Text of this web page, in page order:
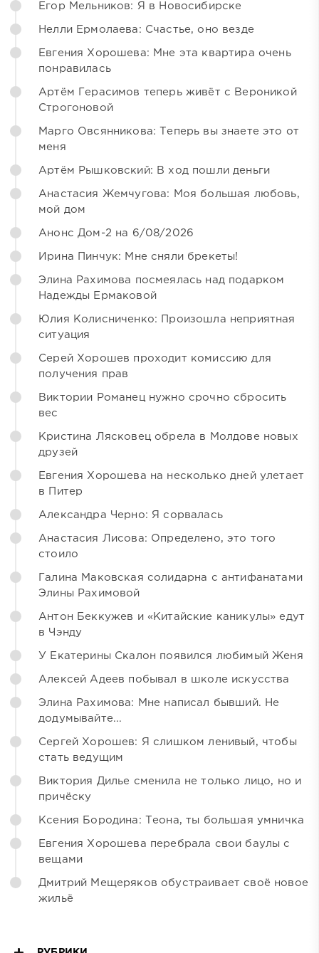
Егор Мельников: Я в Новосибирске
Нелли Ермолаева: Счастье, оно везде
Евгения Хорошева: Мне эта квартира очень
понравилась
Артём Герасимов теперь живёт с Вероникой
Строгоновой
Марго Овсянникова: Теперь вы знаете это от
меня
Артём Рышковский: В ход пошли деньги
Анастасия Жемчугова: Моя большая любовь,
мой дом
Анонс Дом-2 на 6/08/2026
Ирина Пинчук: Мне сняли брекеты!
Элина Рахимова посмеялась над подарком
Надежды Ермаковой
Юлия Колисниченко: Произошла неприятная
ситуация
Серей Хорошев проходит комиссию для
получения прав
Виктории Романец нужно срочно сбросить
вес
Кристина Лясковец обрела в Молдове новых
друзей
Евгения Хорошева на несколько дней улетает
в Питер
Александра Черно: Я сорвалась
Анастасия Лисова: Определено, это того
стоило
Галина Маковская солидарна с антифанатами
Элины Рахимовой
Антон Беккужев и «Китайские каникулы» едут
в Чэнду
У Екатерины Скалон появился любимый Женя
Алексей Адеев побывал в школе искусства
Элина Рахимова: Мне написал бывший. Не
додумывайте...
Сергей Хорошев: Я слишком ленивый, чтобы
стать ведущим
Виктория Дилье сменила не только лицо, но и
причёску
Ксения Бородина: Теона, ты большая умничка
Евгения Хорошева перебрала свои баулы с
вещами
Дмитрий Мещеряков обустраивает своё новое
жильё